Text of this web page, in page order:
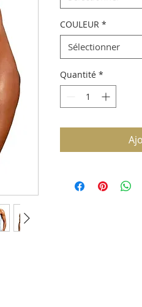
COULEUR *
Sélectionner
Quantité *